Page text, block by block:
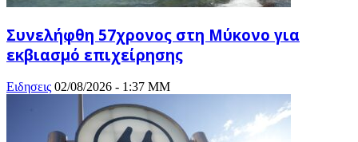
Συνελήφθη 57χρονος στη Μύκονο για
εκβιασμό επιχείρησης
Ειδησεις 02/08/2026 - 1:37 ΜΜ